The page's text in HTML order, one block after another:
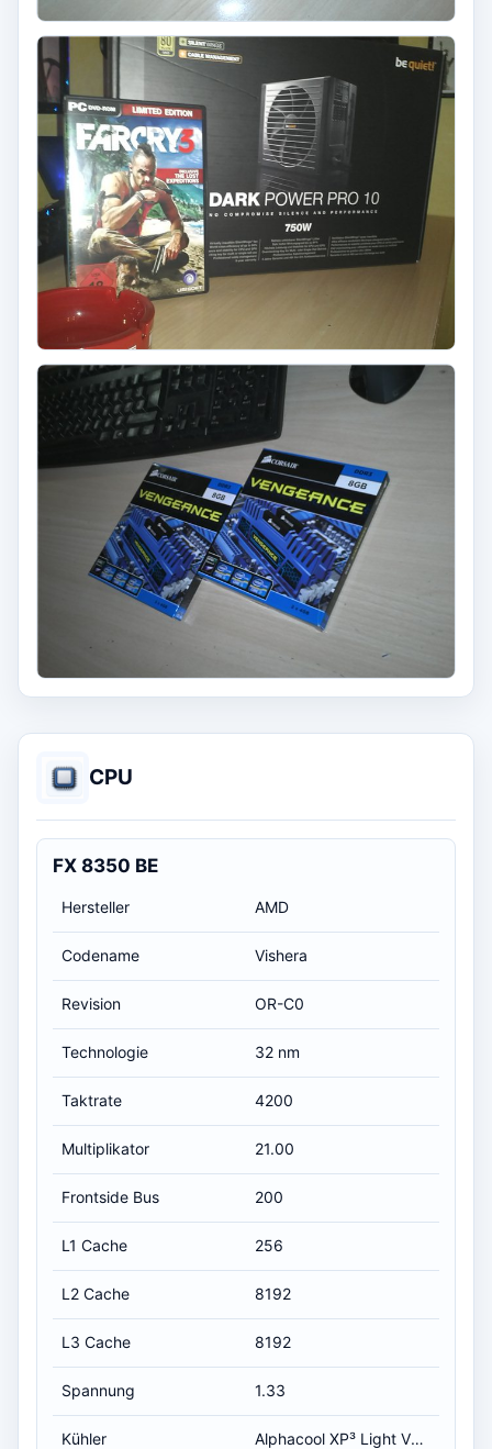
CPU
FX 8350 BE
Hersteller AMD
Codename Vishera
Revision OR-C0
Technologie 32 nm
Taktrate 4200
Multiplikator 21.00
Frontside Bus 200
L1 Cache 256
L2 Cache 8192
L3 Cache 8192
Spannung 1.33
Kühler Alphacool XP³ Light V2 Black